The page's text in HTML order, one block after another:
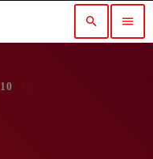
search menu
10